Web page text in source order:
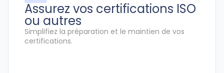
Assurez vos certifications ISO
ou autres
Simplifiez la préparation et le maintien de vos
certifications.